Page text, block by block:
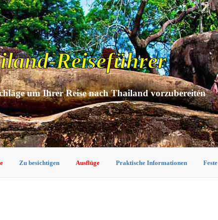
Reiseführer
um Ihrer Reise nach Thailand vorzubereiten
Zu besichtigen Ausflüge Praktische Informationen Feste